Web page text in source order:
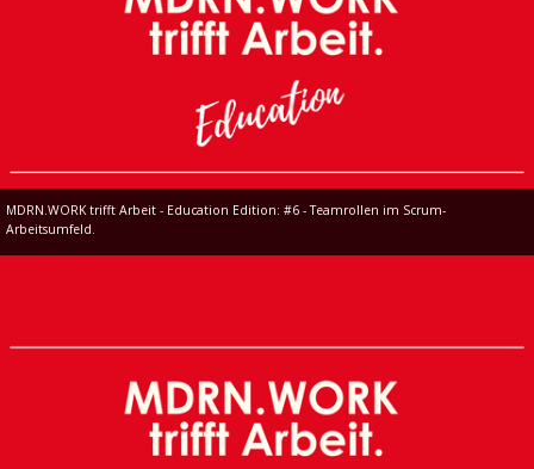
MDRN.WORK trifft Arbeit - Education Edition: #6 - Teamrollen im Scrum-
Arbeitsumfeld.